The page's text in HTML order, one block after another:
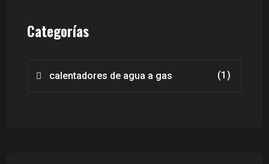
Categorías
calentadores de agua a gas (1)